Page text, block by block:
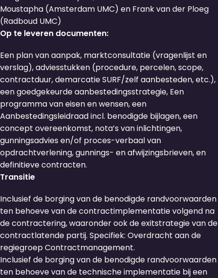
Moustapha (Amsterdam UMC) en Frank van der Ploeg
(Radboud UMC)
Op te leveren documenten:
Een plan van aanpak, marktconsultatie (vragenlijst en
verslag), adviesstukken (procedure, percelen, scope,
contractduur, demarcatie SURF/zelf aanbesteden, etc.),
een goedgekeurde aanbestedingsstrategie, Een
programma van eisen en wensen, een
Aanbestedingsleidraad incl. benodigde bijlagen, een
concept overeenkomst, nota’s van inlichtingen,
gunningsadvies en/of proces-verbaal van
opdrachtverlening, gunnings- en afwijzingsbrieven, en
definitieve contracten.
Transitie
Inclusief de borging van de benodigde randvoorwaarden
ten behoeve van de contractimplementatie volgend na
de contractering, waaronder ook de exitstrategie van de
contractlatende partij. Specifiek: Overdracht aan de
regiegroep Contractmanagement.
Inclusief de borging van de benodigde randvoorwaarden
ten behoeve van de technische implementatie bij een